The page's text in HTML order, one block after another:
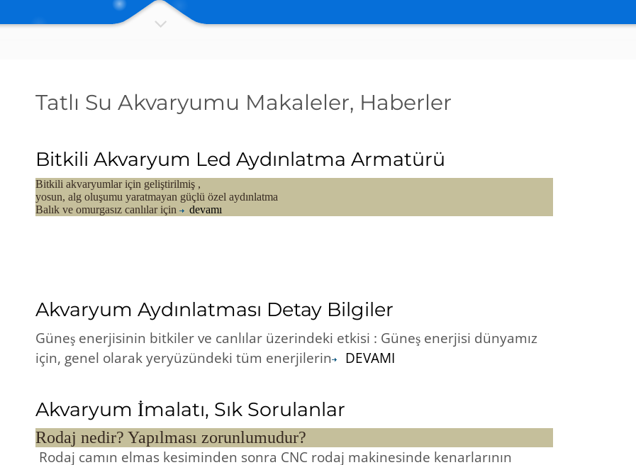
Tatlı Su Akvaryumu Makaleler, Haberler
Bitkili Akvaryum Led Aydınlatma Armatürü
Bitkili akvaryumlar için geliştirilmiş ,
yosun, alg oluşumu yaratmayan güçlü özel aydınlatma
Balık ve omurgasız canlılar için
devamı
Akvaryum Aydınlatması Detay Bilgiler
Güneş enerjisinin bitkiler ve canlılar üzerindeki etkisi : Güneş enerjisi dünyamız
için, genel olarak yeryüzündeki tüm enerjilerin
DEVAMI
Akvaryum İmalatı, Sık Sorulanlar
Rodaj nedir? Yapılması zorunlumudur?
Rodaj camın elmas kesiminden sonra CNC rodaj makinesinde kenarlarının